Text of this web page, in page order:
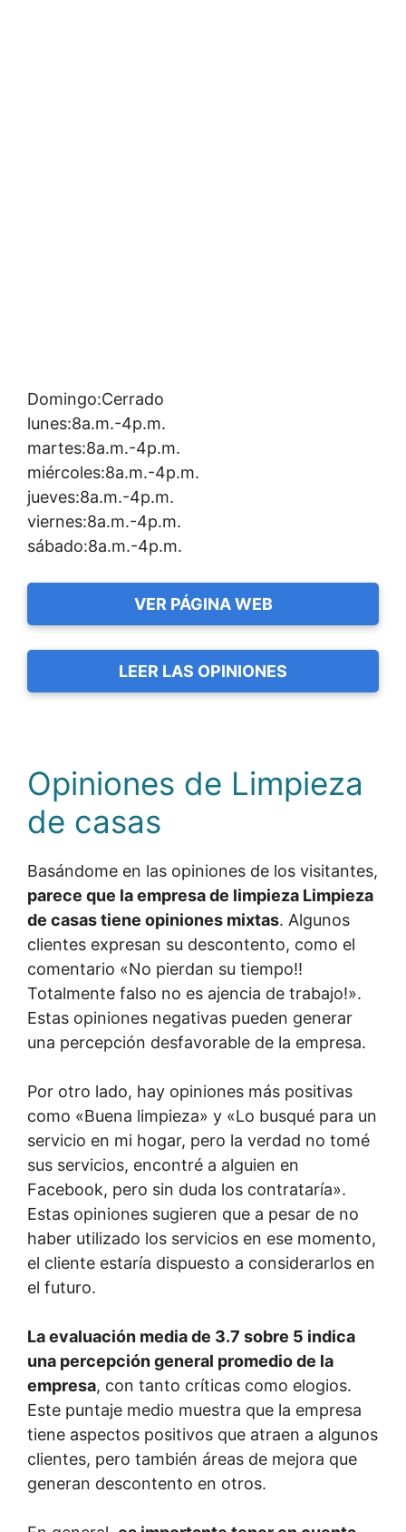
Domingo:Cerrado
lunes:8a.m.-4p.m.
martes:8a.m.-4p.m.
miércoles:8a.m.-4p.m.
jueves:8a.m.-4p.m.
viernes:8a.m.-4p.m.
sábado:8a.m.-4p.m.
VER PÁGINA WEB
LEER LAS OPINIONES
Opiniones de Limpieza
de casas
Basándome en las opiniones de los visitantes,
parece que la empresa de limpieza Limpieza
de casas tiene opiniones mixtas. Algunos
clientes expresan su descontento, como el
comentario «No pierdan su tiempo!!
Totalmente falso no es ajencia de trabajo!».
Estas opiniones negativas pueden generar
una percepción desfavorable de la empresa.
Por otro lado, hay opiniones más positivas
como «Buena limpieza» y «Lo busqué para un
servicio en mi hogar, pero la verdad no tomé
sus servicios, encontré a alguien en
Facebook, pero sin duda los contrataría».
Estas opiniones sugieren que a pesar de no
haber utilizado los servicios en ese momento,
el cliente estaría dispuesto a considerarlos en
el futuro.
La evaluación media de 3.7 sobre 5 indica
una percepción general promedio de la
empresa, con tanto críticas como elogios.
Este puntaje medio muestra que la empresa
tiene aspectos positivos que atraen a algunos
clientes, pero también áreas de mejora que
generan descontento en otros.